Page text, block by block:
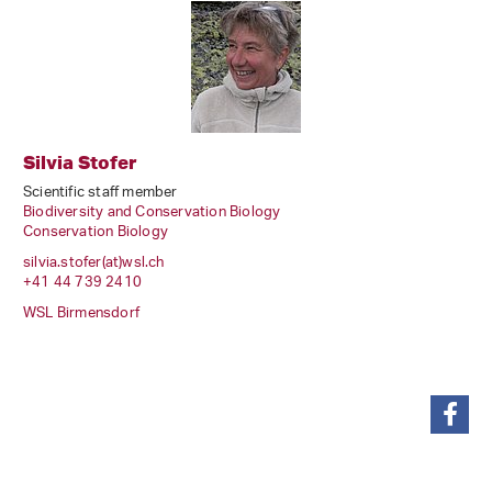
Silvia Stofer
Scientific staff member
Biodiversity and Conservation Biology
Conservation Biology
silvia.stofer(at)wsl.ch
+41 44 739 2410
WSL Birmensdorf